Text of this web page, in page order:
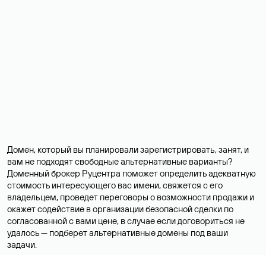
Домен, который вы планировали зарегистрировать, занят, и
вам не подходят свободные альтернативные варианты?
Доменный брокер Руцентра поможет определить адекватную
стоимость интересующего вас имени, свяжется с его
владельцем, проведет переговоры о возможности продажи и
окажет содействие в организации безопасной сделки по
согласованной с вами цене, в случае если договориться не
удалось — подберет альтернативные домены под ваши
задачи.